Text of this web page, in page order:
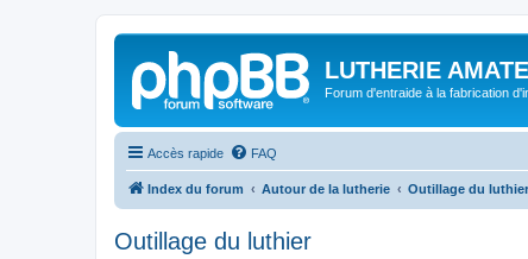
LUTHERIE
Forum d'entraide à la fabrication
Accès rapide FAQ
Index du forum Autour de la lutherie Outillage du luthier
Outillage du luthier